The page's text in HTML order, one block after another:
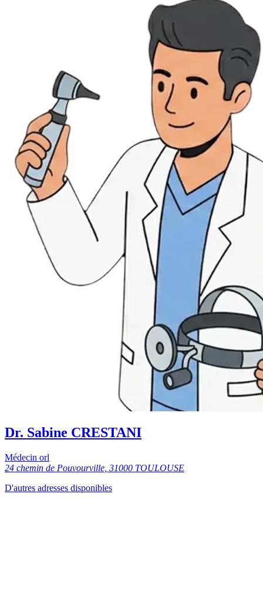
Dr. Sabine CRESTANI
Médecin orl
24 chemin de Pouvourville, 31000 TOULOUSE
D'autres adresses disponibles